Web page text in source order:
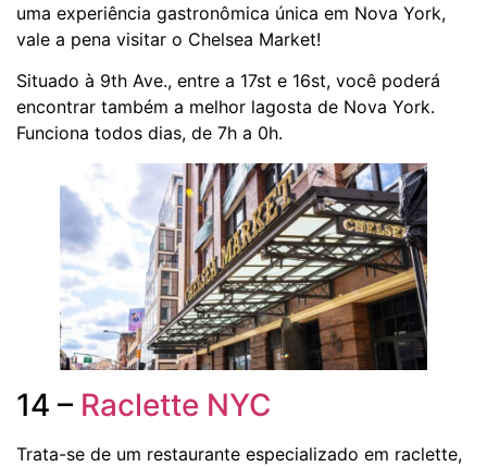
uma experiência gastronômica única em Nova York,
vale a pena visitar o Chelsea Market!
Situado à 9th Ave., entre a 17st e 16st, você poderá
encontrar também a melhor lagosta de Nova York.
Funciona todos dias, de 7h a 0h.
14 – Raclette NYC
Trata-se de um restaurante especializado em raclette,